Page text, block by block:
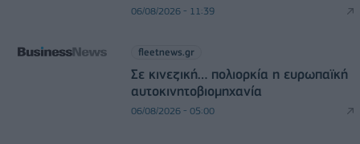
06/08/2026 - 11:39
fleetnews.gr
Σε κινεζική… πολιορκία η ευρωπαϊκή
αυτοκινητοβιομηχανία
06/08/2026 - 05:00